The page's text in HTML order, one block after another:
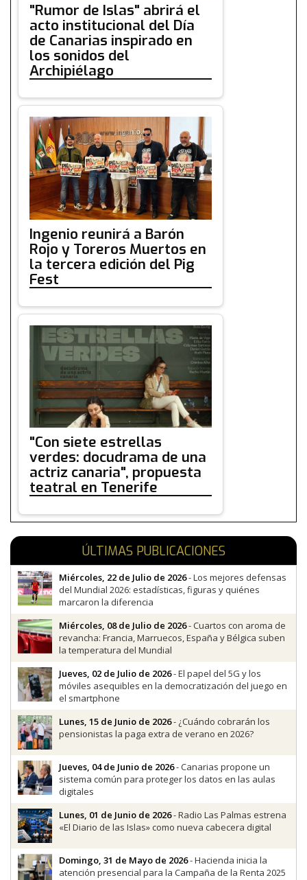
"Rumor de Islas" abrirá el
acto institucional del Día
de Canarias inspirado en
los sonidos del
Archipiélago
Ingenio reunirá a Barón
Rojo y Toreros Muertos en
la tercera edición del Pig
Fest
"Con siete estrellas
verdes: docudrama de una
actriz canaria", propuesta
teatral en Tenerife
ÚLTIMAS PUBLICACIONES
Miércoles, 22 de Julio de 2026- Los mejores defensas
del Mundial 2026: estadísticas, figuras y quiénes
marcaron la diferencia
Miércoles, 08 de Julio de 2026- Cuartos con aroma de
revancha: Francia, Marruecos, España y Bélgica suben
la temperatura del Mundial
Jueves, 02 de Julio de 2026- El papel del 5G y los
móviles asequibles en la democratización del juego en
el smartphone
Lunes, 15 de Junio de 2026- ¿Cuándo cobrarán los
pensionistas la paga extra de verano en 2026?
Jueves, 04 de Junio de 2026- Canarias propone un
sistema común para proteger los datos en las aulas
digitales
Lunes, 01 de Junio de 2026- Radio Las Palmas estrena
«El Diario de las Islas» como nueva cabecera digital
Domingo, 31 de Mayo de 2026- Hacienda inicia la
atención presencial para la Campaña de la Renta 2025